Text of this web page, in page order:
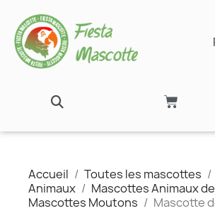
Accueil Toutes les mascottes
Animaux
Mascottes Animaux
Mascottes Moutons
Mascotte